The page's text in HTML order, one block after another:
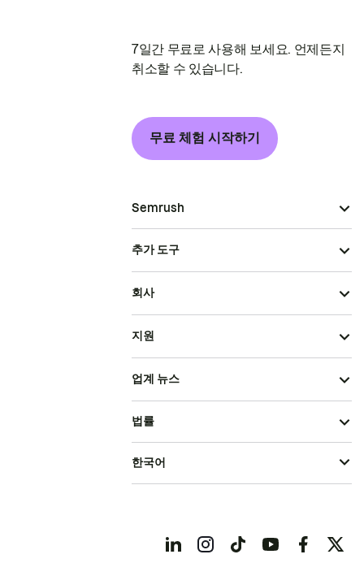
7일간 무료로 사용해 보세요. 언제든지
취소할 수 있습니다.
무료 체험 시작하기
Semrush
추가 도구
회사
지원
업계 뉴스
법률
한국어